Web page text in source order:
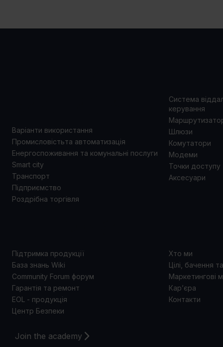
Join the academy
Варіанти використання
Промисловістьта автоматизація
Енергоспоживання та комунальні послуги
Smart city
Транспорт
Підприємство
Роздрібна торгівля
Система
керування
Шлюзи
Комутатори
Модеми
Точки доступу
Аксесуари
Підтримка продукції
База знань Wiki
Community Forum форум
Гарантія та ремонт
EOL - продукція
Центр Безпеки
Хто ми
Цілі, бачення
Маркетингові
Кар’єра
Контакти